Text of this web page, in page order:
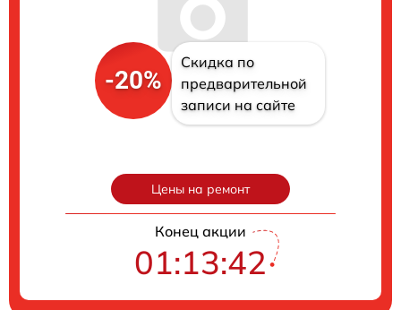
-20%
Скидка по
предварительной
записи на сайте
Цены на ремонт
Конец акции
01:13:41